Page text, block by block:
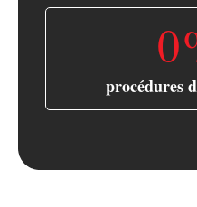
procédures
0